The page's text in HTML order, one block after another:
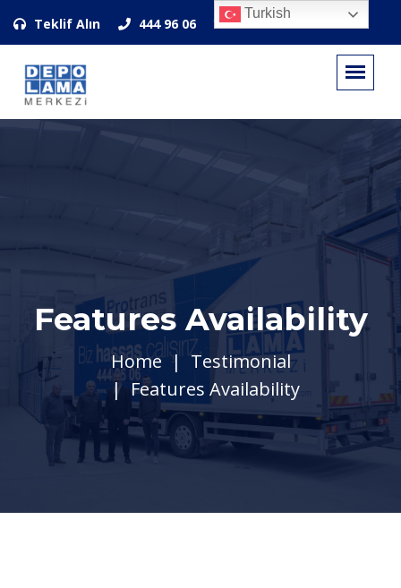
Teklif Alın 444 96 06
Features Availability
Home
Testimonial
Features Availability
Turkish